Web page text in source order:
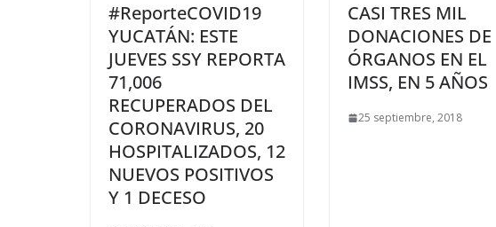
#ReporteCOVID19
YUCATÁN: ESTE
JUEVES SSY REPORTA
71,006
RECUPERADOS DEL
CORONAVIRUS, 20
HOSPITALIZADOS, 12
NUEVOS POSITIVOS
Y 1 DECESO
CASI TRES MIL
DONACIONES DE
ÓRGANOS EN EL
IMSS, EN 5 AÑOS
25 septiembre, 2018